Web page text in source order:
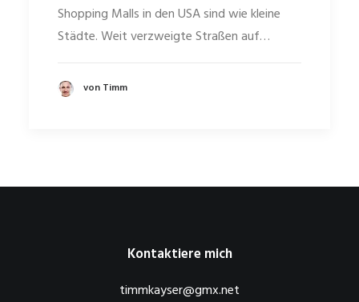
Shopping Malls in den USA sind wie kleine
Städte. Weit verzweigte Straßen auf…
von Timm
Kontaktiere mich
timmkayser@gmx.net